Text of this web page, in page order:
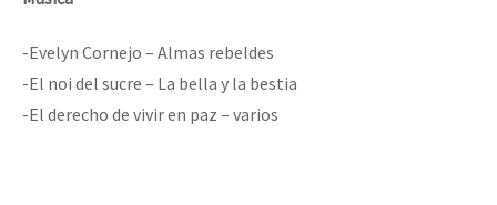
-Evelyn Cornejo – Almas rebeldes
-El noi del sucre – La bella y la bestia
-El derecho de vivir en paz – varios